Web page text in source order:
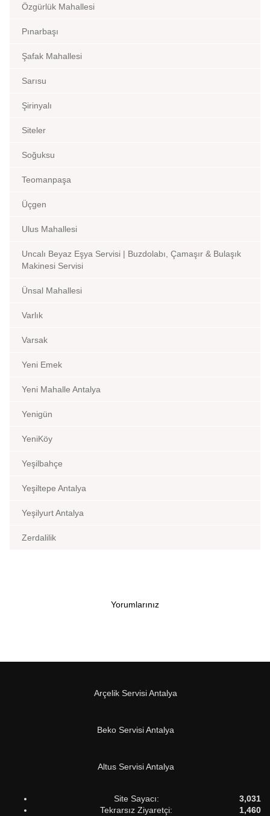
Özgürlük Mahallesi
Pınarbaşı
Şafak Mahallesi
Sarısu
Şirinyalı
Siteler
Soğuksu
Teomanpaşa
Üçgen
Ulus Mahallesi
Uncalı Beyaz Eşya Servisi | Buzdolabı, Çamaşır & Bulaşık
Makinesi Servisi
Ünsal Mahallesi
Varlık
Varsak
Yeni Emek
Yeni Mahalle Antalya
Yenigün
YeniKöy
Yeşilbahçe
Yeşiltepe Antalya
Yeşilyurt Antalya
Zerdalilik
Yorumlarınız
Arçelik Servisi Antalya
Beko Servisi Antalya
Altus Servisi Antalya
Site Sayacı:
3,031
Tekrarsız Ziyaretçi:
1,460